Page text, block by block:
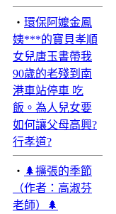
‧ 環保阿嬤金鳳
姨***的寶貝孝順
女兒唐玉書帶我
90歲的老殘到南
港車站停車 吃
飯。為人兒女要
如何讓父母高興?
行孝道?
‧ 🌲擴張的季節
（作者：高淑芬
老師）🌲